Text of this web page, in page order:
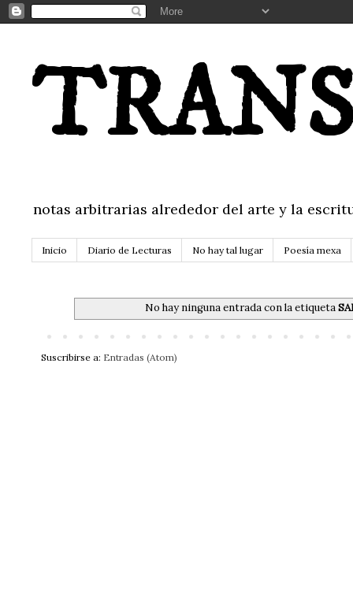
notas arbitrarias alrededor del arte y la
Inicio Diario de Lecturas No hay tal lugar Poesía mexa
No hay ninguna entrada con la etiqueta
Suscribirse a: Entradas (Atom)